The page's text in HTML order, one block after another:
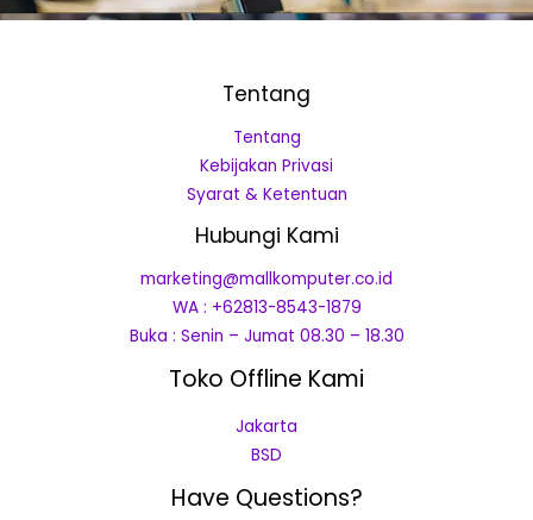
Tentang
Tentang
Kebijakan Privasi
Syarat & Ketentuan
Hubungi Kami
marketing@mallkomputer.co.id
WA : +62813-8543-1879
Buka : Senin – Jumat 08.30 – 18.30
Toko Offline Kami
Jakarta
BSD
Have Questions?